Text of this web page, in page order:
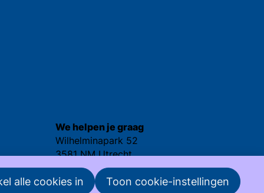
We helpen je graag
Wilhelminapark 52
3581 NM Utrecht
030 - 25 237 92
nvml@nvml.nl
alle cookies in Toon cookie-instellingen